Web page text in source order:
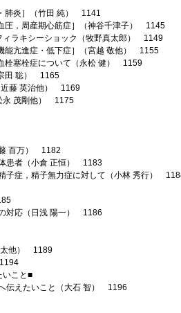
肺炎］（竹田 純） 1141
圧，周産期心筋症］（神谷千津子） 1145
ィラキシーショック（牧野真太郎） 1149
能亢進症・低下症］（宮越 敬他） 1155
栓塞栓症について（永松 健） 1159
田 聡） 1165
近藤 英治他） 1169
永 茂剛他） 1175
百万） 1182
患者（小倉 正恒） 1183
子症，精子無力症に対して（小林 秀行）
対応（日浅 陽一） 1186
太他） 1189
いこと■
伝えたいこと（大石 智） 1196